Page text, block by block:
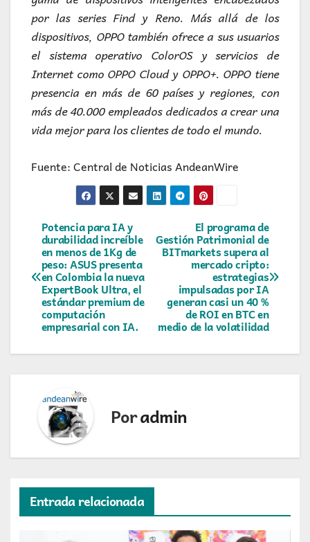
por las series Find y Reno. Más allá de los
dispositivos, OPPO también ofrece a sus usuarios
el sistema operativo ColorOS y servicios de
Internet como OPPO Cloud y OPPO+. OPPO tiene
presencia en más de 60 países y regiones, con
más de 40.000 empleados dedicados a crear una
vida mejor para los clientes de todo el mundo.
Fuente: Central de Noticias AndeanWire
Navegación
de
entradas
El programa de
Gestión Patrimonial de
BITmarkets supera al
mercado cripto:
estrategias
impulsadas por IA
generan casi un 40 %
de ROI en BTC en
medio de la volatilidad
Potencia para IA y
durabilidad increíble
en menos de 1Kg de
peso: ASUS presenta
en Colombia la nueva
ExpertBook Ultra, el
estándar premium de
computación
empresarial con IA.
Poradmin
Entrada relacionada